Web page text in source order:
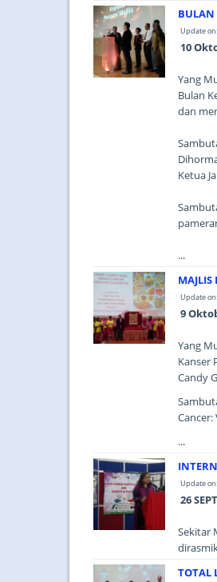
BULAN
Update
10
Yang
Bulan
dan
Ketua
...
Update
9
Yang
Kanser
Candy
...
Update
26
Sekitar
TOTAL